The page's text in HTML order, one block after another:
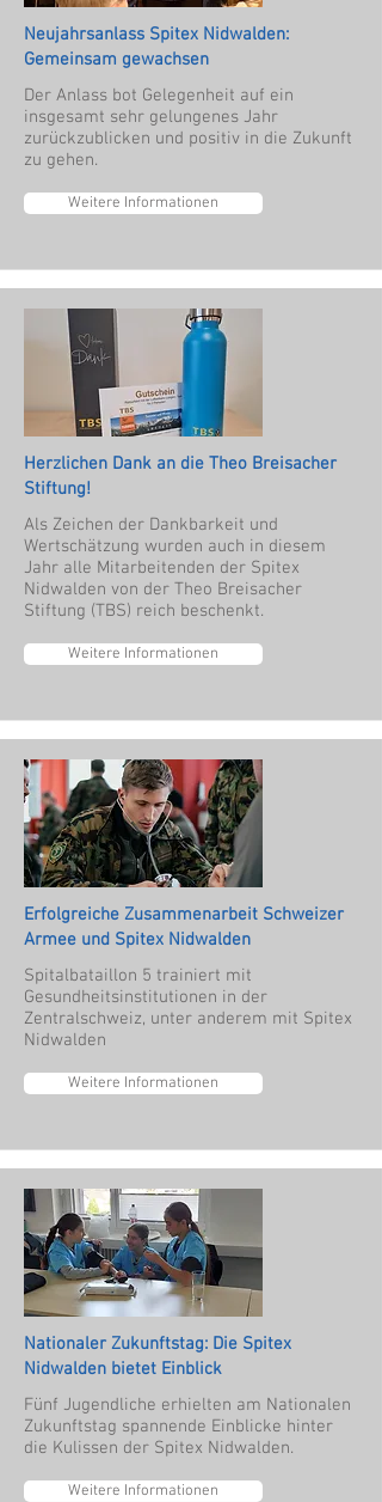
Neujahrsanlass Spitex Nidwalden:
Gemeinsam gewachsen
Der Anlass bot Gelegenheit auf ein
insgesamt sehr gelungenes Jahr
zurückzublicken und positiv in die Zukunft
zu gehen.
Weitere Informationen
Herzlichen Dank an die Theo Breisacher
Stiftung!
Als Zeichen der Dankbarkeit und
Wertschätzung wurden auch in diesem
Jahr alle Mitarbeitenden der Spitex
Nidwalden von der Theo Breisacher
Stiftung (TBS) reich beschenkt.
Weitere Informationen
Erfolgreiche Zusammenarbeit Schweizer
Armee und Spitex Nidwalden
Spitalbataillon 5 trainiert mit
Gesundheitsinstitutionen in der
Zentralschweiz, unter anderem mit Spitex
Nidwalden
Weitere Informationen
Nationaler Zukunftstag: Die Spitex
Nidwalden bietet Einblick
Fünf Jugendliche erhielten am Nationalen
Zukunftstag spannende Einblicke hinter
die Kulissen der Spitex Nidwalden.
Weitere Informationen